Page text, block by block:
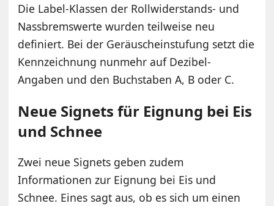
Die Label-Klassen der Rollwiderstands- und
Nassbremswerte wurden teilweise neu
definiert. Bei der Geräuscheinstufung setzt die
Kennzeichnung nunmehr auf Dezibel-
Angaben und den Buchstaben A, B oder C.
Neue Signets für Eignung bei Eis
und Schnee
Zwei neue Signets geben zudem
Informationen zur Eignung bei Eis und
Schnee. Eines sagt aus, ob es sich um einen